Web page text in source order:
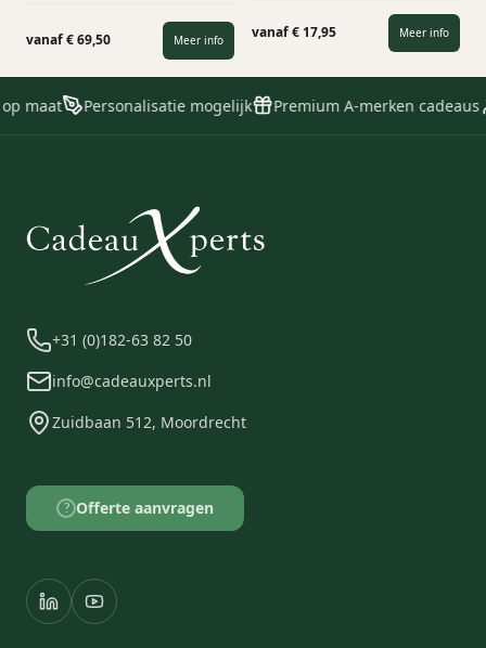
duurzaamheid. Met dit stijlvolle
toestel maak je in enkele seconden
bruiswater van gewoon
kraanwater, zonder stroom en
zonder plastic afval. De set bestaat
uit de Woody, een CO₂-cilinder (60
vanaf € 69,50 Meer info
Tegelijkertijd wijzen we op de
noodzaak om herbruikbare bekers
te gebruiken en zo een duurzame
vanaf € 17,95 Meer info
maat Personalisatie mogelijk Premium A-merken cadeaus
+31 (0)182-63 82 50
info@cadeauxperts.nl
Zuidbaan 512, Moordrecht
? Offerte aanvragen